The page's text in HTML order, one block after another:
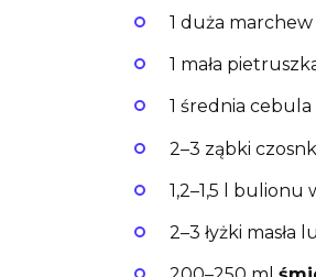
1 duża marchew
1 mała
1 średnia cebula
2–3 ząbki
1,2–1,5 l
2–3 łyżki masła